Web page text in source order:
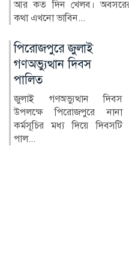
কাতার জানিয়েছে, যুক্তরাষ্ট্র
ইরানের মধ্যকার চলমান উত্তেজনা
বিএনপি-ছাত্রদলের
বিরুদ্ধে সাংবাদিক
হেনস্তার অভিযোগ
কুড়িগ্রামের উলিপুরে জুলাই
গণঅভ্যুত্থান দিবস উপলক্ষে
আয়োজিত অনুষ্ঠানে সংবাদ
সং...